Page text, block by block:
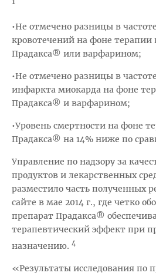
•Не отмечено разницы в
кровотечений на фоне терапии
Прадакса® или варфарином;
•Не отмечено разницы в
инфаркта миокарда на фоне
Прадакса® и варфарином;
•Уровень смертности на фоне
Прадакса® на 14% ниже по
Управление по надзору за
продуктов и лекарственных
разместило часть полученных
сайте в мае 2014 г., где четко
препарат Прадакса®
терапевтический эффект при
назначению. 4
«Результаты исследования по